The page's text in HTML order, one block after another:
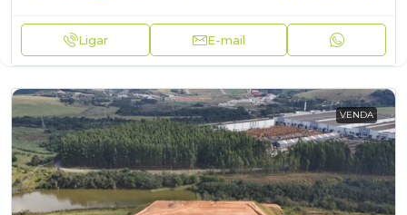
Ligar E-mail
VENDA